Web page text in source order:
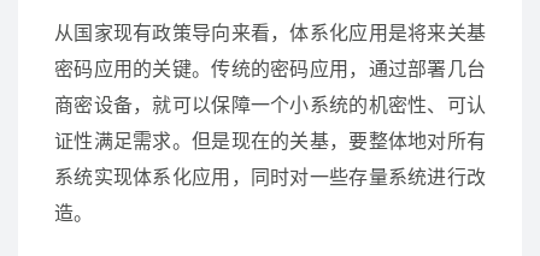
从国家现有政策导向来看，体系化应用是将来关基
密码应用的关键。传统的密码应用，通过部署几台
商密设备，就可以保障一个小系统的机密性、可认
证性满足需求。但是现在的关基，要整体地对所有
系统实现体系化应用，同时对一些存量系统进行改
造。